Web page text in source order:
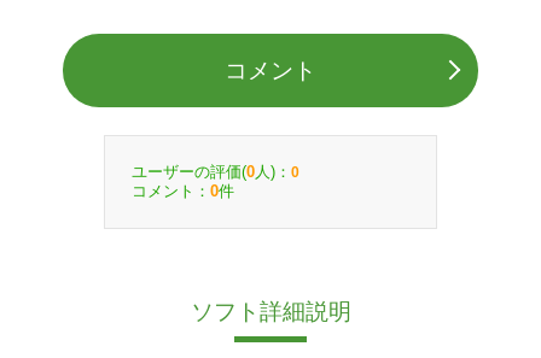
コメント
ユーザーの評価(0 人)： 0
コメント： 0件
ソフト詳細説明